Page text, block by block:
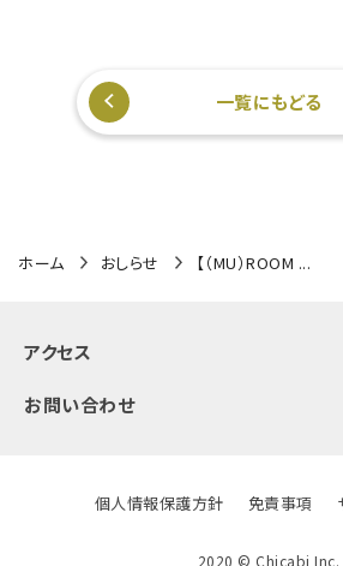
一覧にもどる
ホーム おしらせ 【（MU）ROOM ...
アクセス
お問い合わせ
個人情報保護方針 免責事項
2020 ©️ Chicabi Inc.